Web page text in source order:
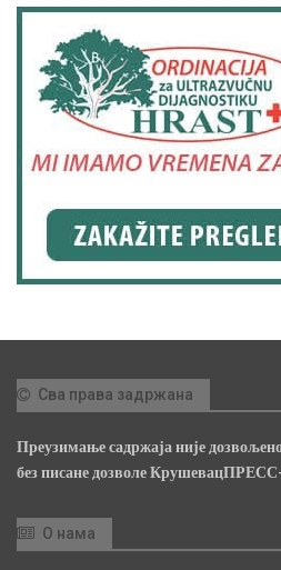
Сва права задржана
Преузимање садржаја није
без писане дозволе
О нама